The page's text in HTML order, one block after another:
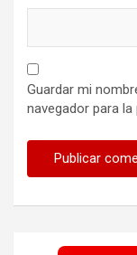
Guardar mi
navegador para